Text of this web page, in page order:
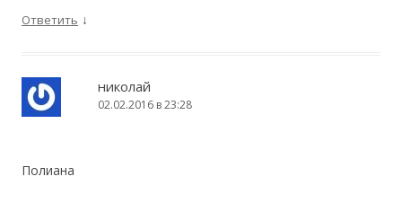
Ответить ↓
николай
02.02.2016 в 23:28
Полиана